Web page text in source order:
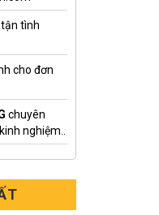
tình
cho đơn
chuyên
nghiệm..